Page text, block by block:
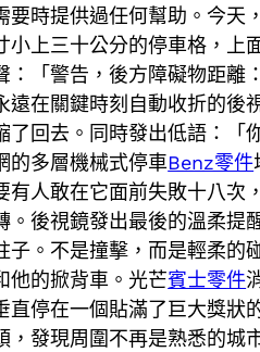
要時提供過任何幫助。今天
上三十公分的停車格，上
：「警告，後方障礙物距離
在關鍵時刻自動收折的後
回去。同時發出低語：「
的多層機械式停車Benz零件
有人敢在它面前失敗十八次
後視鏡發出最後的溫柔提
。不是撞擊，而是輕柔的
他的掀背車。光芒賓士零件
停在一個貼滿了巨大獎狀
發現周圍不再是熟悉的城